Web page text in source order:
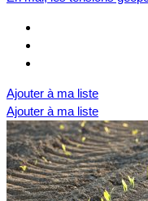
Ajouter à ma liste
Ajouter à ma liste